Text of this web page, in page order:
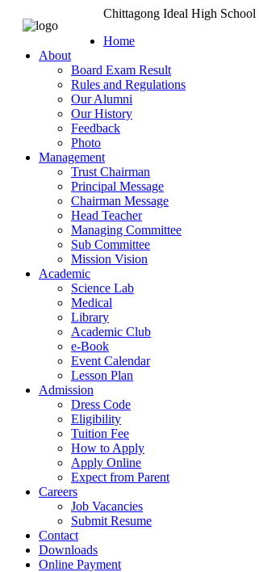
Chittagong Ideal High School
Home
About
Board Exam Result
Rules and Regulations
Our Alumni
Our History
Feedback
Photo
Management
Trust Chairman
Principal Message
Chairman Message
Head Teacher
Managing Committee
Sub Committee
Mission Vision
Academic
Science Lab
Medical
Library
Academic Club
e-Book
Event Calendar
Lesson Plan
Admission
Dress Code
Eligibility
Tuition Fee
How to Apply
Apply Online
Expect from Parent
Careers
Job Vacancies
Submit Resume
Contact
Downloads
Online Payment